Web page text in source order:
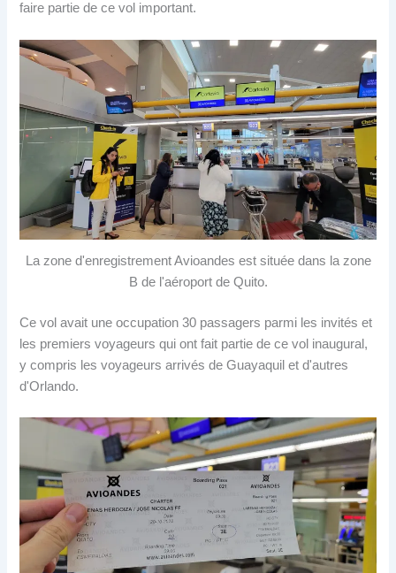
faire partie de ce vol important.
La zone d'enregistrement Avioandes est située dans la zone
B de l'aéroport de Quito.
Ce vol avait une occupation 30 passagers parmi les invités et
les premiers voyageurs qui ont fait partie de ce vol inaugural,
y compris les voyageurs arrivés de Guayaquil et d'autres
d'Orlando.